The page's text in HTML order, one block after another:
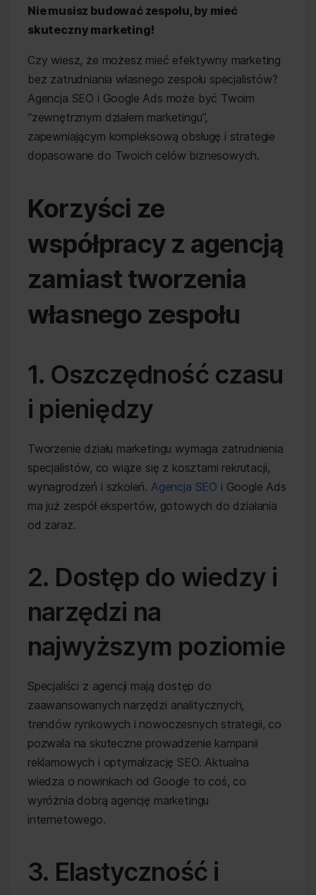
Nie musisz budować zespołu, by mieć
skuteczny marketing!
Czy wiesz, że możesz mieć efektywny marketing
bez zatrudniania własnego zespołu specjalistów?
Agencja SEO i Google Ads może być Twoim
“zewnętrznym działem marketingu”,
zapewniającym kompleksową obsługę i strategie
dopasowane do Twoich celów biznesowych.
Korzyści ze
współpracy z agencją
zamiast tworzenia
własnego zespołu
1. Oszczędność czasu
i pieniędzy
Tworzenie działu marketingu wymaga zatrudnienia
specjalistów, co wiąże się z kosztami rekrutacji,
wynagrodzeń i szkoleń. Agencja SEO i Google Ads
ma już zespół ekspertów, gotowych do działania
od zaraz.
2. Dostęp do wiedzy i
narzędzi na
najwyższym poziomie
Specjaliści z agencji mają dostęp do
zaawansowanych narzędzi analitycznych,
trendów rynkowych i nowoczesnych strategii, co
pozwala na skuteczne prowadzenie kampanii
reklamowych i optymalizację SEO. Aktualna
wiedza o nowinkach od Google to coś, co
wyróżnia dobrą agencję marketingu
internetowego.
3. Elastyczność i